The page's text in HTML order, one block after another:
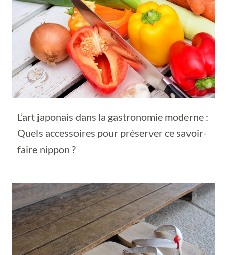
L’art japonais dans la gastronomie moderne :
Quels accessoires pour préserver ce savoir-
faire nippon ?